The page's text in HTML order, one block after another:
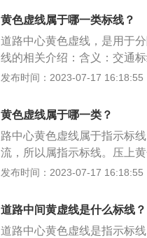
行紧急任务的特种车未按规
线，只要是实线，就严禁跨
还是双黄线，只要是虚线，
用于双向4车道以内（包括自
线：白线用来区分同方向的
以并线，不能随意调换车道
黄色虚线属于哪一类标线？
道路中心黄色虚线，是用于
线的相关介绍：含义：交通
标记、突起路标和轮廓标等
路、一、二级公路和城市快
道路可根据需要按标准设置交
发布时间：2023-07-17 16:18:55
黄色虚线属于哪一类？
路中心黄色虚线属于指示标
流，所以属指示标线。压上
掉头，禁止左转弯的左转弯
实线基本相同都是严禁跨越
色单实线一般出现在路口。
发布时间：2023-07-17 16:18:55
道路中间黄虚线是什么标线？
道路中心黄色虚线是指示标